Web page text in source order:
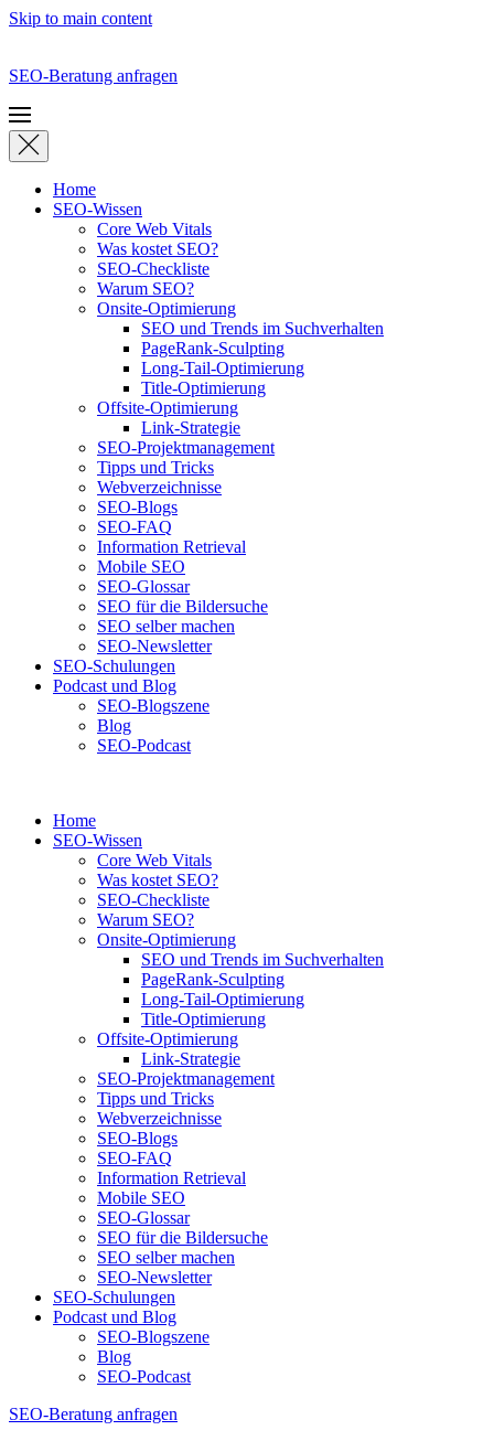
Skip to main content
SEO-Beratung anfragen
Home
SEO-Wissen
Core Web Vitals
Was kostet SEO?
SEO-Checkliste
Warum SEO?
Onsite-Optimierung
SEO und Trends im Suchverhalten
PageRank-Sculpting
Long-Tail-Optimierung
Title-Optimierung
Offsite-Optimierung
Link-Strategie
SEO-Projektmanagement
Tipps und Tricks
Webverzeichnisse
SEO-Blogs
SEO-FAQ
Information Retrieval
Mobile SEO
SEO-Glossar
SEO für die Bildersuche
SEO selber machen
SEO-Newsletter
SEO-Schulungen
Podcast und Blog
SEO-Blogszene
Blog
SEO-Podcast
Home
SEO-Wissen
Core Web Vitals
Was kostet SEO?
SEO-Checkliste
Warum SEO?
Onsite-Optimierung
SEO und Trends im Suchverhalten
PageRank-Sculpting
Long-Tail-Optimierung
Title-Optimierung
Offsite-Optimierung
Link-Strategie
SEO-Projektmanagement
Tipps und Tricks
Webverzeichnisse
SEO-Blogs
SEO-FAQ
Information Retrieval
Mobile SEO
SEO-Glossar
SEO für die Bildersuche
SEO selber machen
SEO-Newsletter
SEO-Schulungen
Podcast und Blog
SEO-Blogszene
Blog
SEO-Podcast
SEO-Beratung anfragen